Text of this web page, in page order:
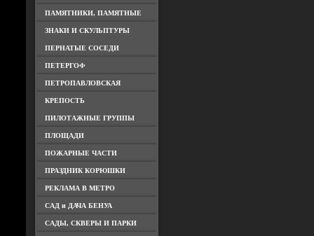
ПАМЯТНИКИ, ПАМЯТНЫЕ
ЗНАКИ И СКУЛЬПТУРЫ
ПЕРНАТЫЕ СОСЕДИ
ПЕТЕРГОФ
ПЕТРОПАВЛОВСКАЯ
КРЕПОСТЬ
ПИЛОТАЖНЫЕ ГРУППЫ
ПЛОЩАДИ
ПОЖАРНЫЕ ЧАСТИ
ПРАЗДНИК КОРЮШКИ
РЕКЛАМА В МЕТРО
САД и ДАЧА БЕНУА
САДЫ, СКВЕРЫ И ПАРКИ